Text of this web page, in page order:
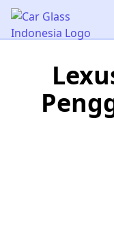
Car Glass Indonesia